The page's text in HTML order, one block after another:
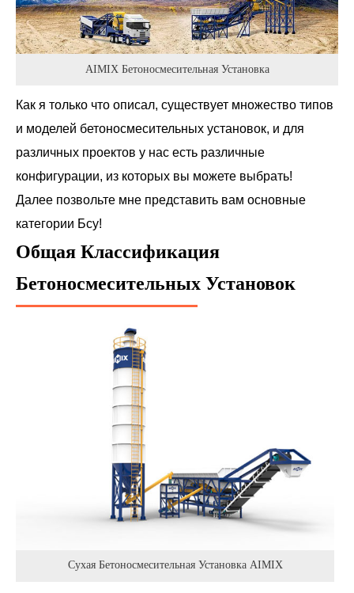
AIMIX Бетоносмесительная Установка
Как я только что описал, существует множество типов
и моделей бетоносмесительных установок, и для
различных проектов у нас есть различные
конфигурации, из которых вы можете выбрать!
Далее позвольте мне представить вам основные
категории Бсу!
Общая Классификация
Бетоносмесительных Установок
Сухая Бетоносмесительная Установка AIMIX